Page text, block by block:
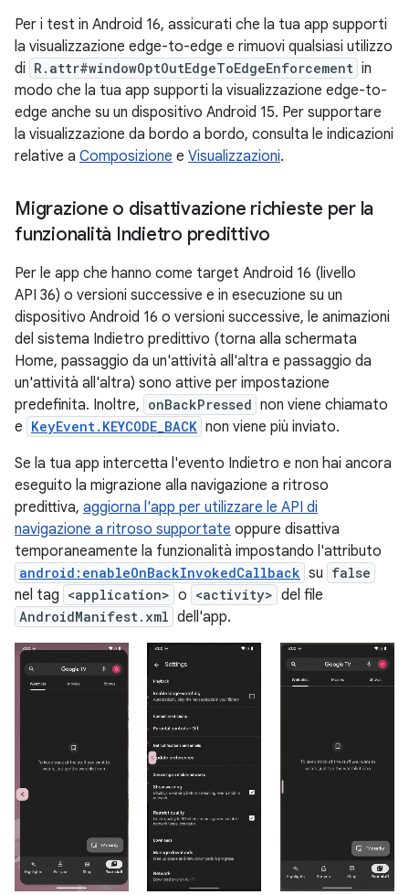
Per i test in Android 16, assicurati che la tua app supporti
la visualizzazione edge-to-edge e rimuovi qualsiasi utilizzo
di R.attr#windowOptOutEdgeToEdgeEnforcement in
modo che la tua app supporti la visualizzazione edge-to-
edge anche su un dispositivo Android 15. Per supportare
la visualizzazione da bordo a bordo, consulta le indicazioni
relative a Composizione e Visualizzazioni.
Migrazione o disattivazione richieste per la
funzionalità Indietro predittivo
Per le app che hanno come target Android 16 (livello
API 36) o versioni successive e in esecuzione su un
dispositivo Android 16 o versioni successive, le animazioni
del sistema Indietro predittivo (torna alla schermata
Home, passaggio da un'attività all'altra e passaggio da
un'attività all'altra) sono attive per impostazione
predefinita. Inoltre, onBackPressed non viene chiamato
e KeyEvent.KEYCODE_BACK non viene più inviato.
Se la tua app intercetta l'evento Indietro e non hai ancora
eseguito la migrazione alla navigazione a ritroso
predittiva, aggiorna l'app per utilizzare le API di
navigazione a ritroso supportate oppure disattiva
temporaneamente la funzionalità impostando l'attributo
android:enableOnBackInvokedCallback su false
nel tag <application> o <activity> del file
AndroidManifest.xml dell'app.